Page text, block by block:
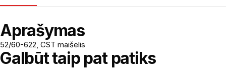
Aprašymas
52/60-622, CST maišelis
Galbūt taip pat patiks